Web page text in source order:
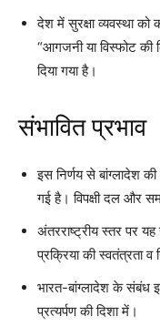
देश में सुरक्षा व्यवस्था
“आगजनी या विस्फोट की
दिया गया है।
संभावित प्रभाव
इस निर्णय से बांग्लादेश
गई है। विपक्षी दल और
अंतरराष्ट्रीय स्तर पर
प्रक्रिया की स्वतंत्रता व
भारत-बांग्लादेश के संबंध
प्रत्यर्पण की दिशा में।